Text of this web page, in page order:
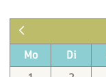
Mo Di